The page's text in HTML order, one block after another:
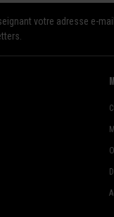
votre adresse e-